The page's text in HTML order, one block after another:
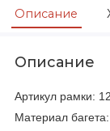
Описание
Описание
Артикул рамки:
Материал